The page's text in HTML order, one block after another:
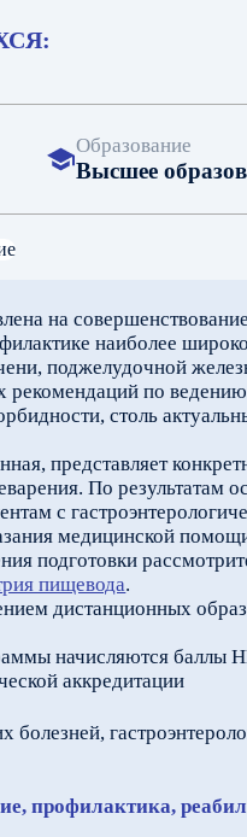
Образование
Высшее
на
наиболее
поджелудочной
рекомендаций по
столь
представляет
По результатам
с
медицинской
подготовки
пищевода.
дистанционных
начисляются баллы
аккредитации
болезней,
профилактика,